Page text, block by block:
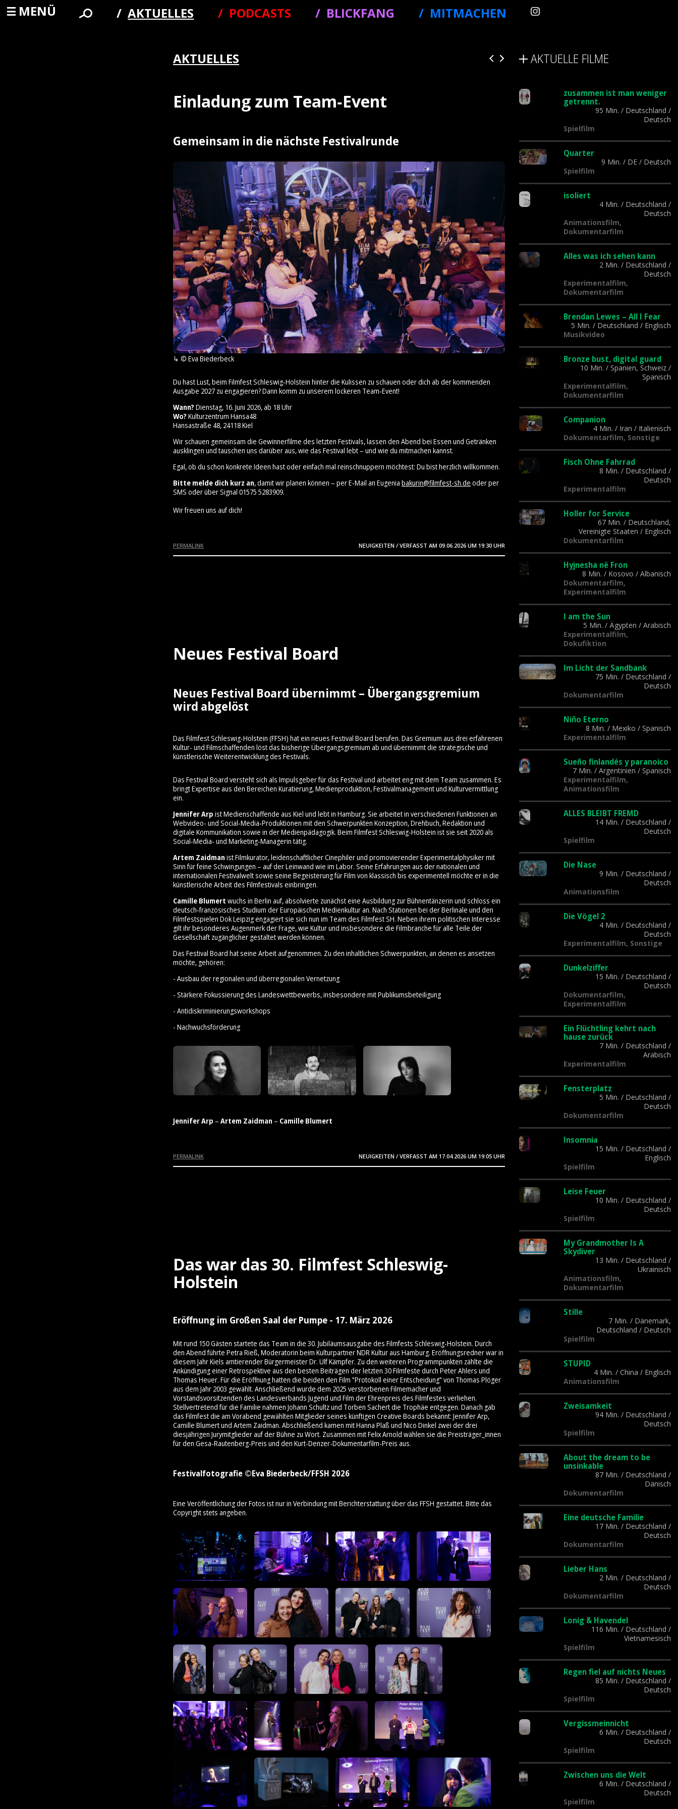
MENÜ AKTUELLES PODCASTS BLICKFANG MITMACHEN
AKTUELLES
Einladung zum Team‑Event
Gemeinsam in die nächste Festivalrunde
© Eva Biederbeck
Du hast Lust, beim Filmfest Schleswig‑Holstein hinter die Kulissen zu schauen oder dich ab der kommenden
Ausgabe 2027 zu engagieren? Dann komm zu unserem lockeren Team‑Event!
Wann? Dienstag, 16. Juni 2026, ab 18 Uhr
Wo? Kulturzentrum Hansa48
Hansastraße 48, 24118 Kiel
Wir schauen gemeinsam die Gewinnerfilme des letzten Festivals, lassen den Abend bei Essen und Getränken
ausklingen und tauschen uns darüber aus, wie das Festival lebt – und wie du mitmachen kannst.
Egal, ob du schon konkrete Ideen hast oder einfach mal reinschnuppern möchtest: Du bist herzlich willkommen.
Bitte melde dich kurz an, damit wir planen können – per E‑Mail an Eugenia bakurin@filmfest-sh.de oder per
SMS oder über Signal 01575 5283909⁩.
Wir freuen uns auf dich!
NEUIGKEITEN / VERFASST AM 09.06.2026 UM 19:30 UHR
PERMALINK
Neues Festival Board
Neues Festival Board übernimmt – Übergangsgremium
wird abgelöst
Das Filmfest Schleswig-Holstein (FFSH) hat ein neues Festival Board berufen. Das Gremium aus drei erfahrenen
Kultur- und Filmschaffenden löst das bisherige Übergangsgremium ab und übernimmt die strategische und
künstlerische Weiterentwicklung des Festivals.
Das Festival Board versteht sich als Impulsgeber für das Festival und arbeitet eng mit dem Team zusammen. Es
bringt Expertise aus den Bereichen Kuratierung, Medienproduktion, Festivalmanagement und Kulturvermittlung
ein.
Jennifer Arp ist Medienschaffende aus Kiel und lebt in Hamburg. Sie arbeitet in verschiedenen Funktionen an
Webvideo- und Social‑Media‑Produktionen mit den Schwerpunkten Konzeption, Drehbuch, Redaktion und
digitale Kommunikation sowie in der Medienpädagogik. Beim Filmfest Schleswig-Holstein ist sie seit 2020 als
Social‑Media‑ und Marketing‑Managerin tätig.
Artem Zaidman ist Filmkurator, leidenschaftlicher Cinephiler und promovierender Experimentalphysiker mit
Sinn für feine Schwingungen – auf der Leinwand wie im Labor. Seine Erfahrungen aus der nationalen und
internationalen Festivalwelt sowie seine Begeisterung für Film von klassisch bis experimentell möchte er in die
künstlerische Arbeit des Filmfestivals einbringen.
Camille Blumert wuchs in Berlin auf, absolvierte zunächst eine Ausbildung zur Bühnentänzerin und schloss ein
deutsch‑französisches Studium der Europäischen Medienkultur an. Nach Stationen bei der Berlinale und den
Filmfestspielen Dok Leipzig engagiert sie sich nun im Team des Filmfest SH. Neben ihrem politischen Interesse
gilt ihr besonderes Augenmerk der Frage, wie Kultur und insbesondere die Filmbranche für alle Teile der
Gesellschaft zugänglicher gestaltet werden können.
Das Festival Board hat seine Arbeit aufgenommen. Zu den inhaltlichen Schwerpunkten, an denen es ansetzen
möchte, gehören:
- Ausbau der regionalen und überregionalen Vernetzung
- Stärkere Fokussierung des Landeswettbewerbs, insbesondere mit Publikumsbeteiligung
- Antidiskriminierungsworkshops
- Nachwuchsförderung
Jennifer Arp – Artem Zaidman – Camille Blumert
NEUIGKEITEN / VERFASST AM 17.04.2026 UM 19:05 UHR
PERMALINK
Das war das 30. Filmfest Schleswig-
Holstein
Eröffnung im Großen Saal der Pumpe - 17. März 2026
Mit rund 150 Gästen startete das Team in die 30. Jubiläumsausgabe des Filmfests Schleswig-Holstein. Durch
den Abend führte Petra Rieß, Moderatorin beim Kulturpartner NDR Kultur aus Hamburg. Eröffnungsredner war in
diesem Jahr Kiels amtierender Bürgermeister Dr. Ulf Kämpfer. Zu den weiteren Programmpunkten zählte die
Ankündigung einer Retrospektive aus den besten Beiträgen der letzten 30 Filmfeste durch Peter Ahlers und
Thomas Heuer. Für die Eröffnung hatten die beiden den Film "Protokoll einer Entscheidung" von Thomas Plöger
aus dem Jahr 2003 gewählt. Anschließend wurde dem 2025 verstorbenen Filmemacher und
Vorstandsvorsitzenden des Landesverbands Jugend und Film der Ehrenpreis des Filmfestes verliehen.
Stellvertretend für die Familie nahmen Johann Schultz und Torben Sachert die Trophäe entgegen. Danach gab
das Filmfest die am Vorabend gewählten Mitglieder seines künftigen Creative Boards bekannt: Jennifer Arp,
Camille Blumert und Artem Zaidman. Abschließend kamen mit Hanna Plaß und Nico Dinkel zwei der drei
diesjährigen Jurymitglieder auf der Bühne zu Wort. Zusammen mit Felix Arnold wählen sie die Preisträger_innen
für den Gesa-Rautenberg-Preis und den Kurt-Denzer-Dokumentarfilm-Preis aus.
Festivalfotografie ©Eva Biederbeck/FFSH 2026
Eine Veröffentlichung der Fotos ist nur in Verbindung mit Berichterstattung über das FFSH gestattet. Bitte das
Copyright stets angeben.
AKTUELLE FILME
zusammen ist man weniger
getrennt.
95 Min. / Deutschland /
Deutsch
Spielfilm
Quarter
9 Min. / DE / Deutsch
Spielfilm
isoliert
4 Min. / Deutschland /
Deutsch
Animationsfilm,
Dokumentarfilm
Alles was ich sehen kann
2 Min. / Deutschland /
Deutsch
Experimentalfilm,
Dokumentarfilm
Brendan Lewes – All I Fear
5 Min. / Deutschland / Englisch
Musikvideo
Bronze bust, digital guard
10 Min. / Spanien, Schweiz /
Spanisch
Experimentalfilm,
Dokumentarfilm
Companion
4 Min. / Iran / Italienisch
Dokumentarfilm, Sonstige
Fisch Ohne Fahrrad
8 Min. / Deutschland /
Deutsch
Experimentalfilm
Holler for Service
67 Min. / Deutschland,
Vereinigte Staaten / Englisch
Dokumentarfilm
Hyjnesha në Fron
8 Min. / Kosovo / Albanisch
Dokumentarfilm,
Experimentalfilm
I am the Sun
5 Min. / Ägypten / Arabisch
Experimentalfilm,
Dokufiktion
Im Licht der Sandbank
75 Min. / Deutschland /
Deutsch
Dokumentarfilm
Niño Eterno
8 Min. / Mexiko / Spanisch
Experimentalfilm
Sueño finlandés y paranoico
7 Min. / Argentinien / Spanisch
Experimentalfilm,
Animationsfilm
ALLES BLEIBT FREMD
14 Min. / Deutschland /
Deutsch
Spielfilm
Die Nase
9 Min. / Deutschland /
Deutsch
Animationsfilm
Die Vögel 2
4 Min. / Deutschland /
Deutsch
Experimentalfilm, Sonstige
Dunkelziffer
15 Min. / Deutschland /
Deutsch
Dokumentarfilm,
Experimentalfilm
Ein Flüchtling kehrt nach
hause zurück
7 Min. / Deutschland /
Arabisch
Experimentalfilm
Fensterplatz
5 Min. / Deutschland /
Deutsch
Dokumentarfilm
Insomnia
15 Min. / Deutschland /
Englisch
Spielfilm
Leise Feuer
10 Min. / Deutschland /
Deutsch
Spielfilm
My Grandmother Is A
Skydiver
13 Min. / Deutschland /
Ukrainisch
Animationsfilm,
Dokumentarfilm
Stille
7 Min. / Dänemark,
Deutschland / Deutsch
Spielfilm
STUPID
4 Min. / China / Englisch
Animationsfilm
Zweisamkeit
94 Min. / Deutschland /
Deutsch
Spielfilm
About the dream to be
unsinkable
87 Min. / Deutschland /
Dänisch
Dokumentarfilm
Eine deutsche Familie
17 Min. / Deutschland /
Deutsch
Dokumentarfilm
Lieber Hans
2 Min. / Deutschland /
Deutsch
Dokumentarfilm
Lonig & Havendel
116 Min. / Deutschland /
Vietnamesisch
Spielfilm
Regen fiel auf nichts Neues
85 Min. / Deutschland /
Deutsch
Spielfilm
Vergissmeinnicht
6 Min. / Deutschland /
Deutsch
Spielfilm
Zwischen uns die Welt
6 Min. / Deutschland /
Deutsch
Spielfilm